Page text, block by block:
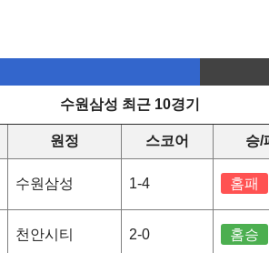
수원삼성 최근 10경기
원정 스코어 승/
수원삼성 1-4 홈패
천안시티 2-0 홈승